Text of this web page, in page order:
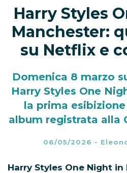
Harry Styles
Manchester:
su Netflix e
Domenica 8 marzo
Harry Styles One
la prima
album registrata alla
06/05/2026 -
Harry Styles One Night